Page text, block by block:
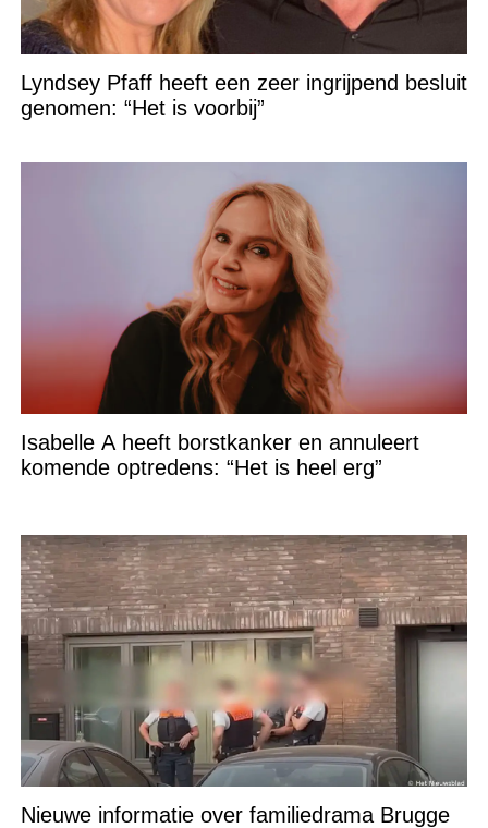
Lyndsey Pfaff heeft een zeer ingrijpend besluit
genomen: “Het is voorbij”
Isabelle A heeft borstkanker en annuleert
komende optredens: “Het is heel erg”
Nieuwe informatie over familiedrama Brugge